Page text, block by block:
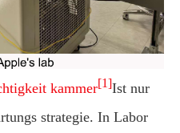
kammer[1]Ist nur
strategie. In Labor